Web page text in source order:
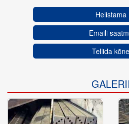
Helistama
Emaili
Tellida kõne
GALERII